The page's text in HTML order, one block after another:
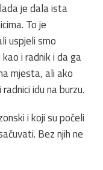
je dala ista
To je
uspjeli smo
i radnik i da ga
mjesta, ali ako
idu na burzu.
i koji su počeli
Bez njih ne